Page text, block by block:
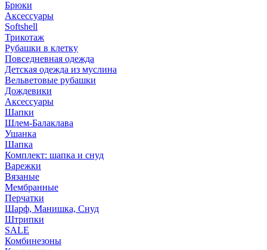
Брюки
Аксессуары
Softshell
Трикотаж
Рубашки в клетку
Повседневная одежда
Детская одежда из муслина
Вельветовые рубашки
Дождевики
Аксессуары
Шапки
Шлем-Балаклава
Ушанка
Шапка
Комплект: шапка и снуд
Варежки
Вязаные
Мембранные
Перчатки
Шарф, Манишка, Снуд
Штрипки
SALE
Комбинезоны